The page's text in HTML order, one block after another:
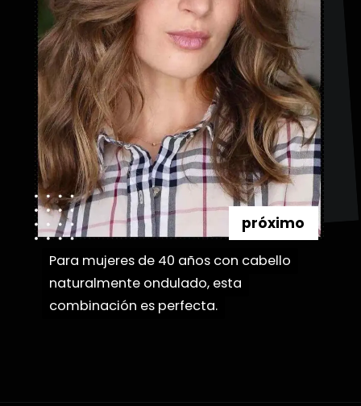
Para mujeres de 40 años con cabello
naturalmente ondulado, esta
combinación es perfecta.
Para mujeres de 40 años con cabello
naturalmente ondulado, esta
combinación es perfecta.
próximo